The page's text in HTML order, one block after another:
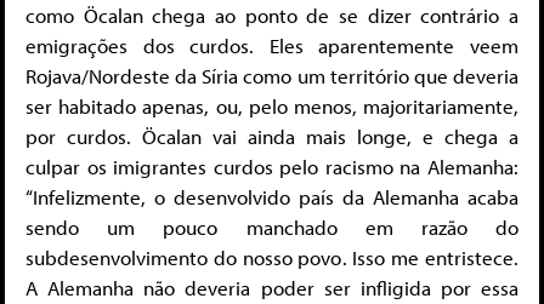
como Öcalan chega ao ponto de se dizer contrário a
emigrações dos curdos. Eles aparentemente veem
Rojava/Nordeste da Síria como um território que deveria
ser habitado apenas, ou, pelo menos, majoritariamente,
por curdos. Öcalan vai ainda mais longe, e chega a
culpar os imigrantes curdos pelo racismo na Alemanha:
“Infelizmente, o desenvolvido país da Alemanha acaba
sendo um pouco manchado em razão do
subdesenvolvimento do nosso povo. Isso me entristece.
A Alemanha não deveria poder ser infligida por essa